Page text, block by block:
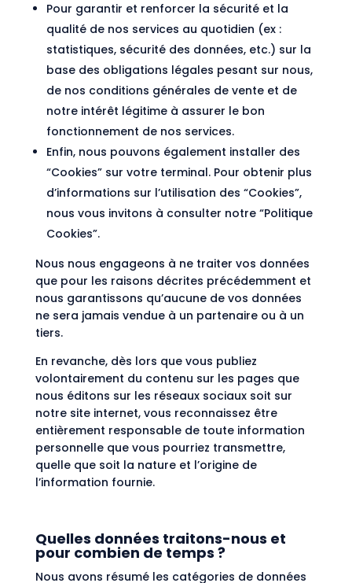
Pour garantir et renforcer la sécurité et la
qualité de nos services au quotidien (ex :
statistiques, sécurité des données, etc.) sur la
base des obligations légales pesant sur nous,
de nos conditions générales de vente et de
notre intérêt légitime à assurer le bon
fonctionnement de nos services.
Enfin, nous pouvons également installer des
“Cookies” sur votre terminal. Pour obtenir plus
d’informations sur l’utilisation des “Cookies”,
nous vous invitons à consulter notre “Politique
Cookies”.
Nous nous engageons à ne traiter vos données
que pour les raisons décrites précédemment et
nous garantissons qu’aucune de vos données
ne sera jamais vendue à un partenaire ou à un
tiers.
En revanche, dès lors que vous publiez
volontairement du contenu sur les pages que
nous éditons sur les réseaux sociaux soit sur
notre site internet, vous reconnaissez être
entièrement responsable de toute information
personnelle que vous pourriez transmettre,
quelle que soit la nature et l’origine de
l’information fournie.
Quelles données traitons-nous et
pour combien de temps ?
Nous avons résumé les catégories de données